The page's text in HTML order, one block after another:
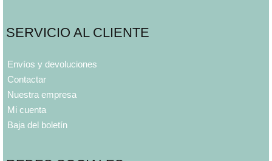
SERVICIO AL CLIENTE
Envíos y devoluciones
Contactar
Nuestra empresa
Mi cuenta
Baja del boletín